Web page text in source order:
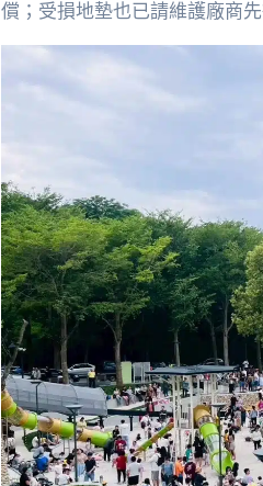
償；受損地墊也已請維護廠商